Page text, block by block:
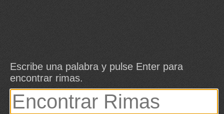
Escribe una palabra y pulse Enter para
encontrar rimas.